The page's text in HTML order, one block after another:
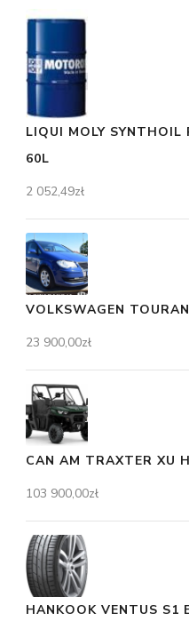
LIQUI MOLY
60L
2 052,49zł
VOLKSWAGEN
23 900,00zł
CAN AM TRAXTER XU
103 900,00zł
HANKOOK VENTUS S1